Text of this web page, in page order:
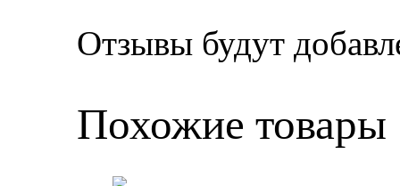
Отзывы будут
Похожие товары